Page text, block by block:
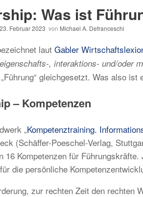
Was ist
23. Februar 2023 von Michael A. Defranceschi
laut Gabler
, interaktions- und/oder
gleichgesetzt. Was also ist
– Kompetenzen
„Kompetenztraining.
(Schäffer-Poeschel-Verlag,
16 Kompetenzen für
die persönliche
zur rechten Zeit den rechten